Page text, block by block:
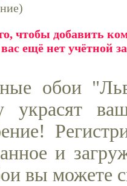
чтобы добавить
ещё нет учётной
обои
украсят
и
вы можете